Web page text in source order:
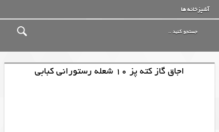
آشپزخانه ها
اجاق گاز کته پز 10 شعله رستورانی کبابی